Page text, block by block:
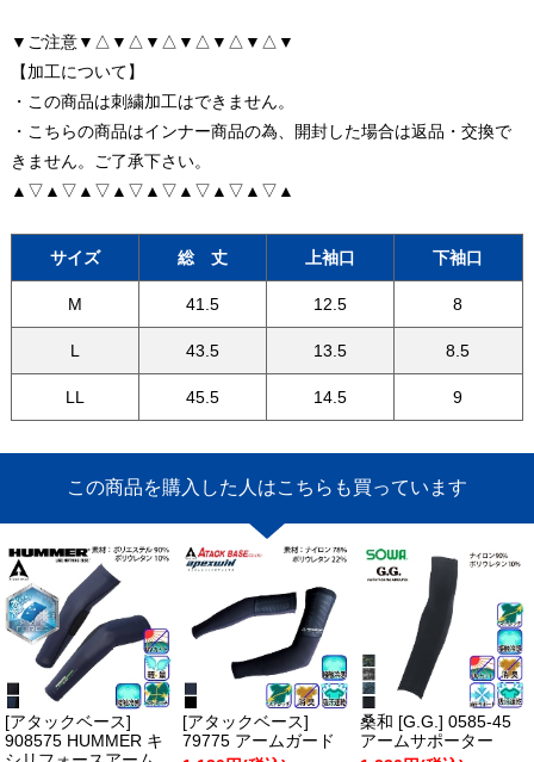
▼ご注意▼△▼△▼△▼△▼△▼△▼
【加工について】
・この商品は刺繍加工はできません。
・こちらの商品はインナー商品の為、開封した場合は返品・交換で
きません。ご了承下さい。
▲▽▲▽▲▽▲▽▲▽▲▽▲▽▲▽▲
サイズ 総 丈 上袖口 下袖口
M 41.5 12.5 8
L 43.5 13.5 8.5
LL 45.5 14.5 9
この商品を購入した人はこちらも買っています
[アタックベース]
908575 HUMMER キ
[アタックベース]
79775 アームガード
桑和 [G.G.] 0585-45
アームサポーター